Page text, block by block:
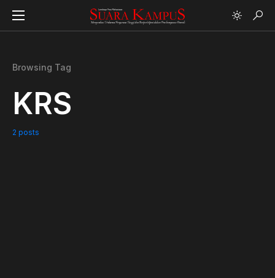
Browsing Tag
KRS
2 posts